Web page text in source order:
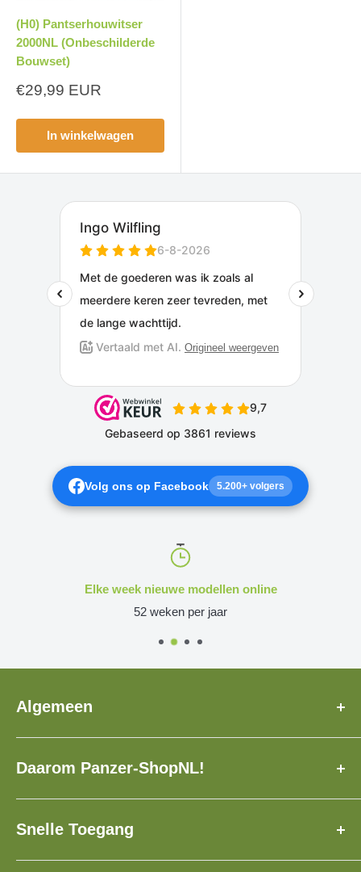
(H0) Pantserhouwitser
2000NL (Onbeschilderde
Bouwset)
Aanbiedingsprijs
€29,99 EUR
In winkelwagen
Volg ons op Facebook 5.200+ volgers
Elke week nieuwe modellen online
52 weken per jaar
Algemeen
Veelgestelde Vragen
Daarom Panzer-ShopNL!
✓ Verzekerde verzending met track & trace!
Snelle Toegang